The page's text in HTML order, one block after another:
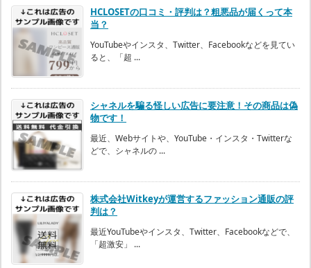
HCLOSETの口コミ・評判は？粗悪品が届くって本
当？
YouTubeやインスタ、Twitter、Facebookなどを見てい
ると、「超 ...
シャネルを騙る怪しい広告に要注意！その商品は偽
物です！
最近、Webサイトや、YouTube・インスタ・Twitterな
どで、シャネルの ...
株式会社Witkeyが運営するファッション通販の評
判は？
最近YouTubeやインスタ、Twitter、Facebookなどで、
「超激安」 ...